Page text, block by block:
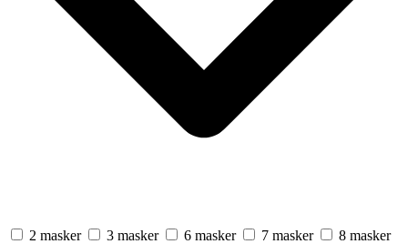
2 masker 3 masker 6 masker 7 masker
8 masker